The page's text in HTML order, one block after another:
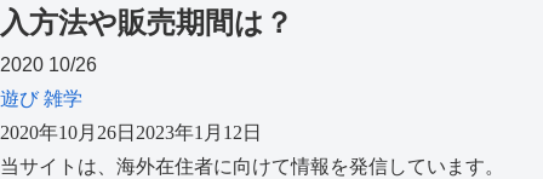
入方法や販売期間は？
2020 10/26
遊び雑学
2020年10月26日 2023年1月12日
当サイトは、海外在住者に向けて情報を発信しています。